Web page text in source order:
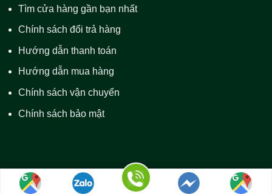
Tìm cửa hàng gần bạn nhất
Chính sách đổi trả hàng
Hướng dẫn thanh toán
Hướng dẫn mua hàng
Chính sách vận chuyển
Chính sách bảo mật
© Bản quyền thuộc về Cửa hàng bánh lọc Huế Bà Vân